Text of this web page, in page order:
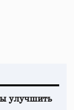
улучшить